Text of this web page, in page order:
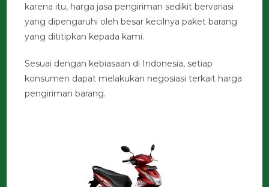
karena itu, harga jasa pengiriman sedikit bervariasi
yang dipengaruhi oleh besar kecilnya paket barang
yang dititipkan kepada kami.
Sesuai dengan kebiasaan di Indonesia, setiap
konsumen dapat melakukan negosiasi terkait harga
pengiriman barang.